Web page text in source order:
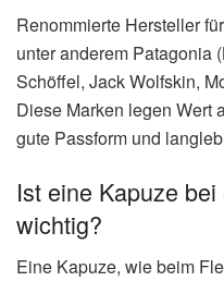
Renommierte Hersteller
unter anderem Patagonia
Schöffel, Jack Wolfskin,
Diese Marken legen Wert
gute Passform und
Ist eine Kapuze
wichtig?
Eine Kapuze, wie beim